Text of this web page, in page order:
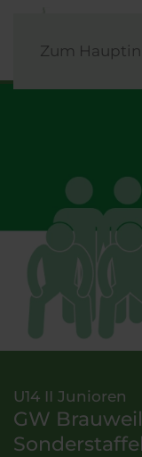
Zum
U14 II Junioren
GW
Sonderstaffel